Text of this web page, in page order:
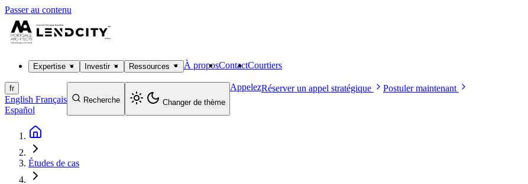
Passer au contenu
Expertise Investir Ressources À proposContactCourtiers
fr
English Français
Español
Recherche Changer de thème
AppelezRéserver un appel stratégique Postuler maintenant
Études de cas